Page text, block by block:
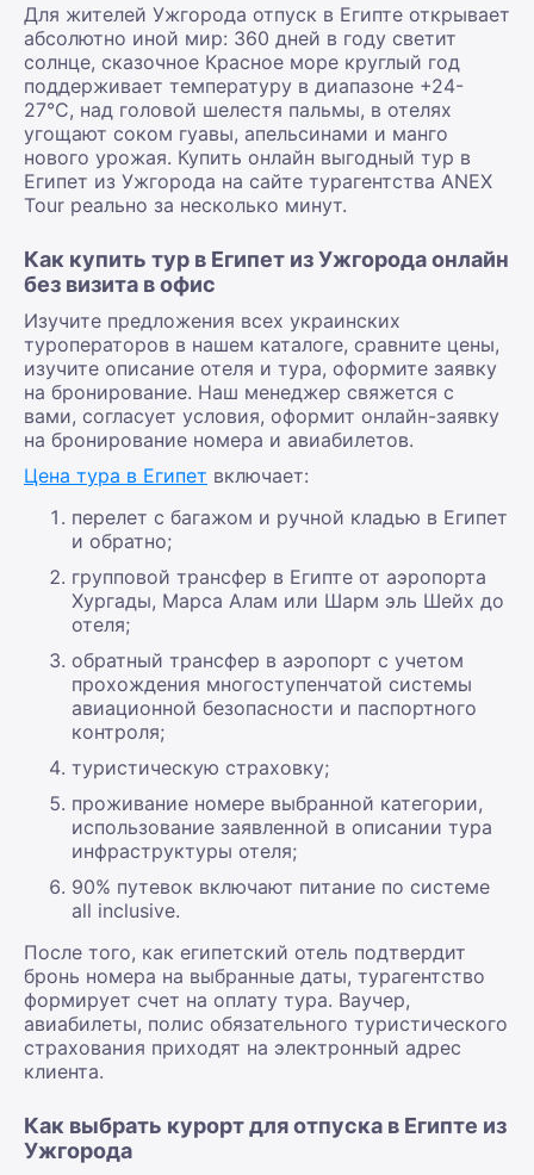
Для жителей Ужгорода отпуск в Египте открывает
абсолютно иной мир: 360 дней в году светит
солнце, сказочное Красное море круглый год
поддерживает температуру в диапазоне +24-
27°С, над головой шелестя пальмы, в отелях
угощают соком гуавы, апельсинами и манго
нового урожая. Купить онлайн выгодный тур в
Египет из Ужгорода на сайте турагентства ANEX
Tour реально за несколько минут.
Как купить тур в Египет из Ужгорода онлайн
без визита в офис
Изучите предложения всех украинских
туроператоров в нашем каталоге, сравните цены,
изучите описание отеля и тура, оформите заявку
на бронирование. Наш менеджер свяжется с
вами, согласует условия, оформит онлайн-заявку
на бронирование номера и авиабилетов.
Цена тура в Египет включает:
перелет с багажом и ручной кладью в Египет
и обратно;
групповой трансфер в Египте от аэропорта
Хургады, Марса Алам или Шарм эль Шейх до
отеля;
обратный трансфер в аэропорт с учетом
прохождения многоступенчатой системы
авиационной безопасности и паспортного
контроля;
туристическую страховку;
проживание номере выбранной категории,
использование заявленной в описании тура
инфраструктуры отеля;
90% путевок включают питание по системе
all inclusive.
После того, как египетский отель подтвердит
бронь номера на выбранные даты, турагентство
формирует счет на оплату тура. Ваучер,
авиабилеты, полис обязательного туристического
страхования приходят на электронный адрес
клиента.
Как выбрать курорт для отпуска в Египте из
Ужгорода